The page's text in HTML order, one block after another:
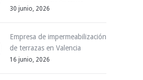
30 junio, 2026
Empresa de impermeabilización
de terrazas en Valencia
16 junio, 2026